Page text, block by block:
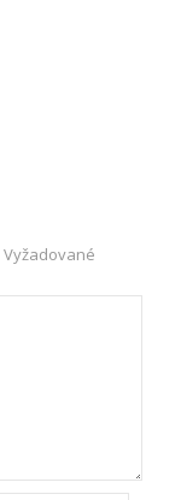
Vyžadované